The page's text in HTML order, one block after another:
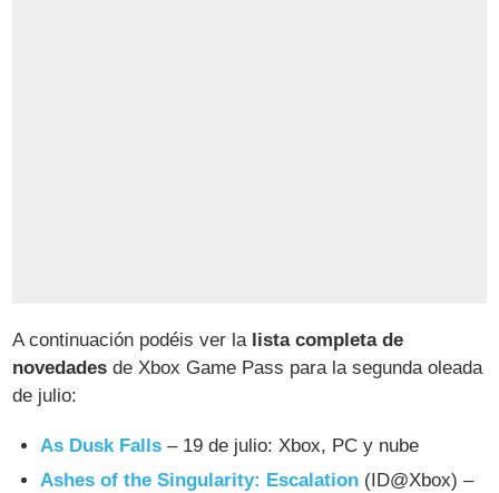
A continuación podéis ver la lista completa de
novedades de Xbox Game Pass para la segunda oleada
de julio:
As Dusk Falls – 19 de julio: Xbox, PC y nube
Ashes of the Singularity: Escalation (ID@Xbox) –